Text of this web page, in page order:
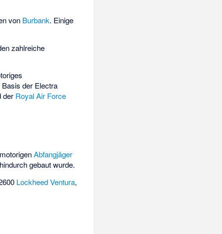
von Burbank. Einige
zahlreiche
der Electra
der Royal Air Force
Abfangjäger
gebaut wurde.
Lockheed Ventura,